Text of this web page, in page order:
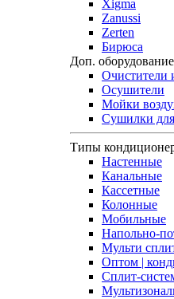
Xigma
Zanussi
Zerten
Бирюса
Доп. оборудование
Очистители
Осушители
Мойки
Сушилки
Типы
Настенные
Канальные
Кассетные
Колонные
Мобильные
Напольно-
Мульти
Оптом |
Сплит-